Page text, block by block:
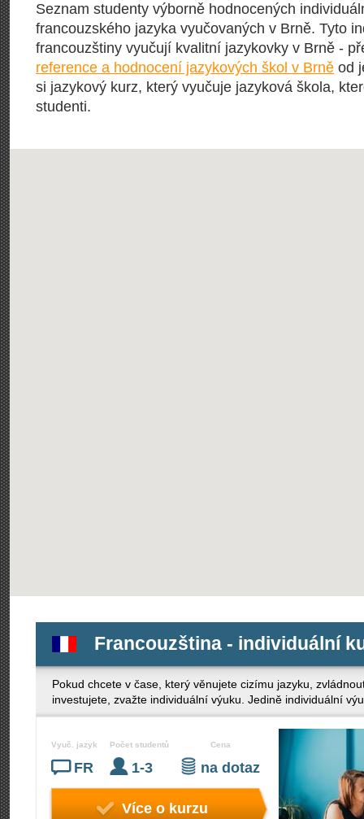
Seznam studenty výborně hodnocených
francouzského jazyka vyučovaných v Brně. Tyto
francouzštiny vyučují kvalitní jazykovky v Brně -
reference a hodnocení jazykových škol v Brně od
si jazykový kurz, který vyučuje jazyková škola,
studenti.
Francouzština - individuální
Pokud chcete v čase, který věnujete cizímu jazyku,
investujete, zvažte individuální výuku. Jedině individuální
Vyuč. jazyk
FR
Počet studentů
1-3
Cena
na dotaz
Více o kurzu